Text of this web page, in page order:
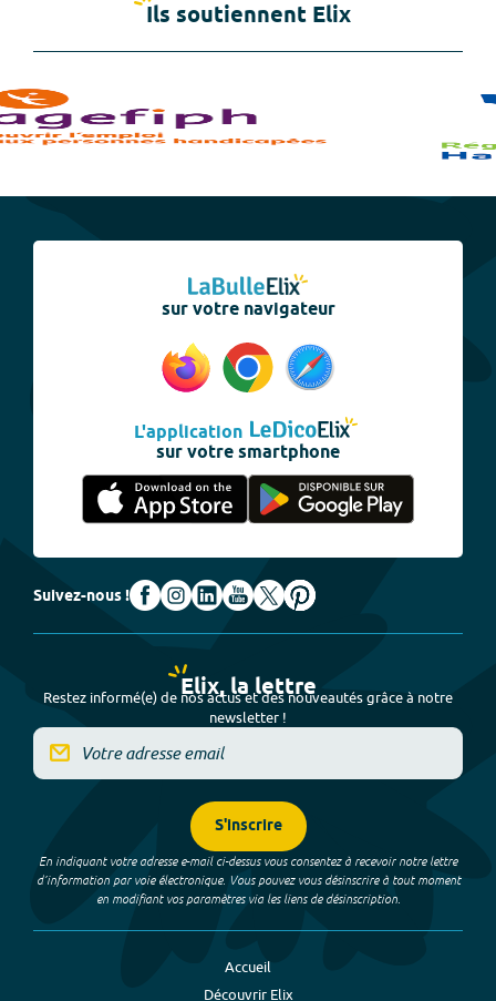
Ils soutiennent Elix
sur votre navigateur
L'application
sur votre smartphone
Suivez-nous !
Elix, la lettre
Restez informé(e) de nos actus et des nouveautés grâce à notre
newsletter !
S'inscrire
En indiquant votre adresse e-mail ci-dessus vous consentez à recevoir notre lettre
d’information par voie électronique. Vous pouvez vous désinscrire à tout moment
en modifiant vos paramètres via les liens de désinscription.
Accueil
Découvrir Elix